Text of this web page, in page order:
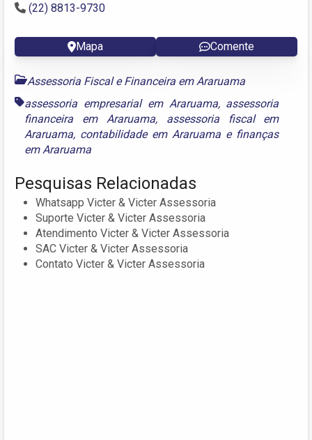
(22) 8813-9730
Mapa Comente
Assessoria Fiscal e Financeira em Araruama
assessoria empresarial em Araruama, assessoria
financeira em Araruama, assessoria fiscal em
Araruama, contabilidade em Araruama e finanças
em Araruama
Pesquisas Relacionadas
Whatsapp Victer & Victer Assessoria
Suporte Victer & Victer Assessoria
Atendimento Victer & Victer Assessoria
SAC Victer & Victer Assessoria
Contato Victer & Victer Assessoria